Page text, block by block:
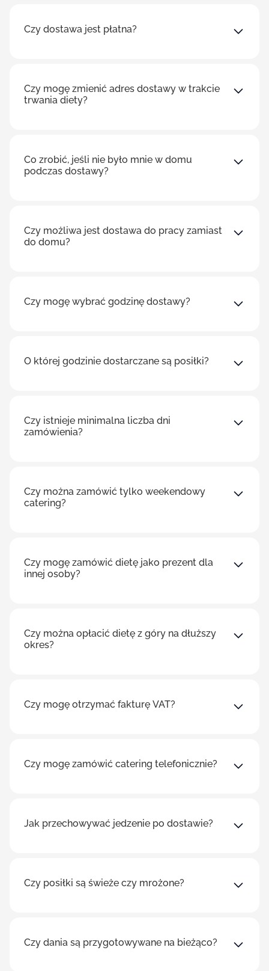
Czy dostawa jest płatna?
Czy mogę zmienić adres dostawy w trakcie
trwania diety?
Co zrobić, jeśli nie było mnie w domu
podczas dostawy?
Czy możliwa jest dostawa do pracy zamiast
do domu?
Czy mogę wybrać godzinę dostawy?
O której godzinie dostarczane są posiłki?
Czy istnieje minimalna liczba dni
zamówienia?
Czy można zamówić tylko weekendowy
catering?
Czy mogę zamówić dietę jako prezent dla
innej osoby?
Czy można opłacić dietę z góry na dłuższy
okres?
Czy mogę otrzymać fakturę VAT?
Czy mogę zamówić catering telefonicznie?
Jak przechowywać jedzenie po dostawie?
Czy posiłki są świeże czy mrożone?
Czy dania są przygotowywane na bieżąco?